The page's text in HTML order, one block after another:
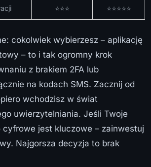
⭐⭐⭐ ⭐⭐⭐⭐⭐
cokolwiek wybierzesz – aplikację
– to i tak ogromny krok
z brakiem 2FA lub
na kodach SMS. Zacznij od
wchodzisz w świat
uwierzytelniania. Jeśli Twoje
cyfrowe jest kluczowe – zainwestuj
Najgorsza decyzja to brak